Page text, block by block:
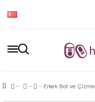
Erkek Bot ve Çizme